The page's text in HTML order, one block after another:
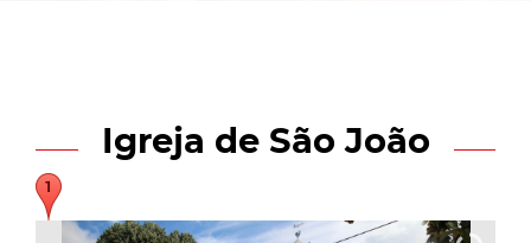
Igreja de São João